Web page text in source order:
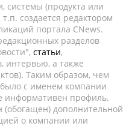
(продукта или
создается редактором
портала CNews.
разделов
статьи,
интервью, а также
Таким образом, чем
с именем компании
информативен профиль.
дополнительной
о компании или